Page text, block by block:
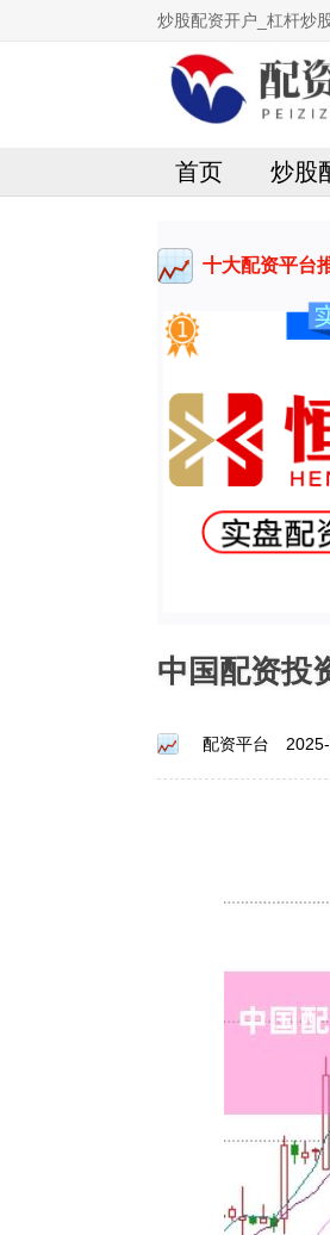
炒股配资开户_杠杆炒
首页 炒股
十大配资平台
中国配资投
配资平台